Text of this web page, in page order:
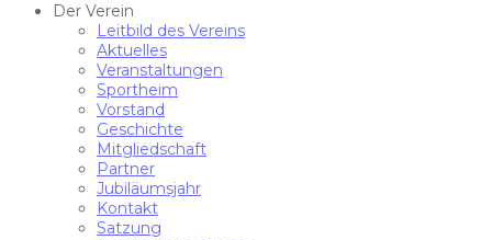
Der Verein
Leitbild des Vereins
Aktuelles
Veranstaltungen
Sportheim
Vorstand
Geschichte
Mitgliedschaft
Partner
Jubiläumsjahr
Kontakt
Satzung